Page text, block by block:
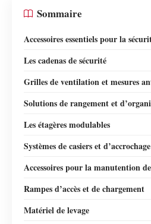
Sommaire
Accessoires essentiels pour la
Les cadenas de sécurité
Grilles de ventilation et mesures
Solutions de rangement et
Les étagères modulables
Systèmes de casiers et d’accrochage
Accessoires pour la manutention
Rampes d’accès et de chargement
Matériel de levage